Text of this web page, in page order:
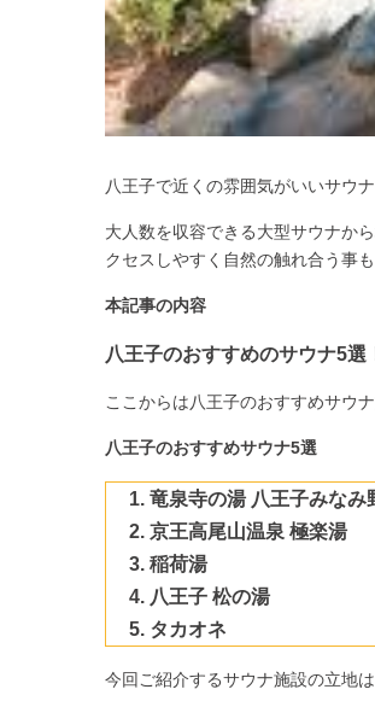
八王子で近くの雰囲気がいいサウ
大人数を収容できる大型サウナか
クセスしやすく自然の触れ合う事
本記事の内容
八王子のおすすめのサウナ5選
ここからは八王子のおすすめサウ
八王子のおすすめサウナ5選
竜泉寺の湯 八王子みなみ
京王高尾山温泉 極楽湯
稲荷湯
八王子 松の湯
タカオネ
今回ご紹介するサウナ施設の立地は